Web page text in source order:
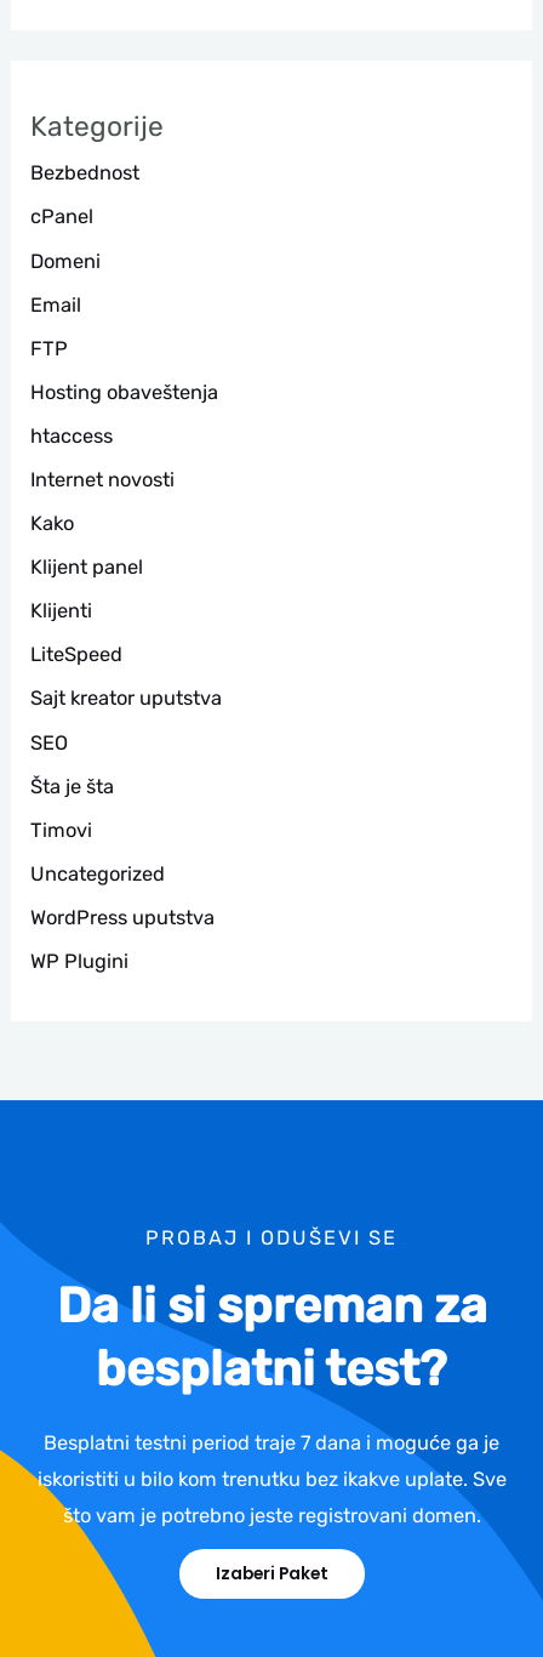
г
а
Kategorije
Bezbednost
cPanel
Domeni
Email
FTP
Hosting obaveštenja
htaccess
Internet novosti
Kako
Klijent panel
Klijenti
LiteSpeed
Sajt kreator uputstva
SEO
Šta je šta
Timovi
Uncategorized
WordPress uputstva
WP Plugini
PROBAJ I ODUŠEVI SE
Da li si spreman za
besplatni test?
Besplatni testni period traje 7 dana i moguće ga je
iskoristiti u bilo kom trenutku bez ikakve uplate. Sve
što vam je potrebno jeste registrovani domen.
Izaberi Paket